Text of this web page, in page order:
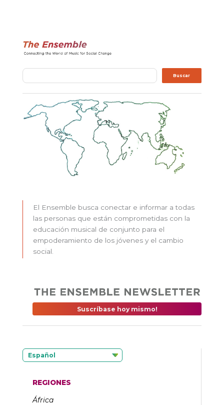
Buscar Buscar
El Ensemble busca conectar e informar a todas
las personas que están comprometidas con la
educación musical de conjunto para el
empoderamiento de los jóvenes y el cambio
social.
Suscríbase hoy mismo!
Español
REGIONES
África